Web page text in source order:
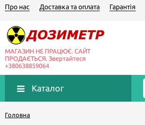
Про нас Доставка та оплата Гарантія
МАГАЗИН НЕ ПРАЦЮЄ. САЙТ
ПРОДАЄТЬСЯ. Звертайтеся
+380638859064
Каталог
Головна